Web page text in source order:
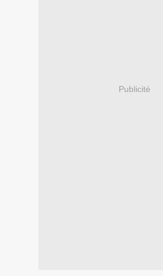
Publicité